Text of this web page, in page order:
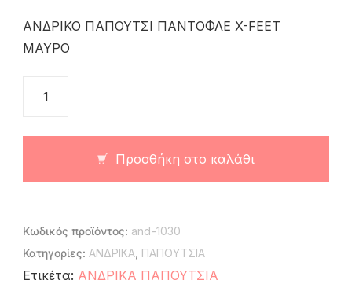
ΑΝΔΡΙΚΟ ΠΑΠΟΥΤΣΙ ΠΑΝΤΟΦΛΕ X-FEET
ΜΑΥΡΟ
Προσθήκη στο καλάθι
Κωδικός προϊόντος: and-1030
Κατηγορίες: ΑΝΔΡΙΚΑ, ΠΑΠΟΥΤΣΙΑ
Ετικέτα: ΑΝΔΡΙΚΑ ΠΑΠΟΥΤΣΙΑ